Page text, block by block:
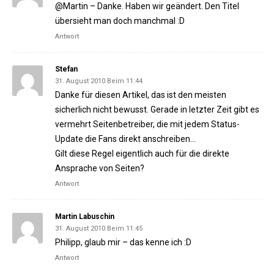
@Martin – Danke. Haben wir geändert. Den Titel
übersieht man doch manchmal :D
Antwort
Stefan
31. August 2010 Beim 11:44
Danke für diesen Artikel, das ist den meisten
sicherlich nicht bewusst. Gerade in letzter Zeit gibt es
vermehrt Seitenbetreiber, die mit jedem Status-
Update die Fans direkt anschreiben…
Gilt diese Regel eigentlich auch für die direkte
Ansprache von Seiten?
Antwort
Martin Labuschin
31. August 2010 Beim 11:45
Philipp, glaub mir – das kenne ich :D
Antwort